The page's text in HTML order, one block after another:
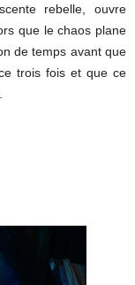
rebelle, ouvre
que le chaos plane
de temps avant que
trois fois et que ce